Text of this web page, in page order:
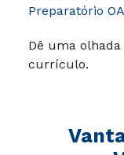
Preparatório
Dê uma
currículo.